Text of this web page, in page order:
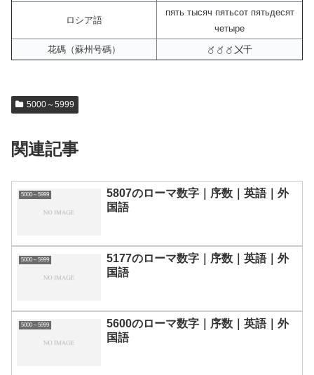
ロシア語
пять тысяч пятьсот пятьдесят
четыре
花碼（蘇州号碼）
〥〥〥〤千
5000～5999
関連記事
5000～5999
5807のローマ数字｜序数｜英語｜外
国語
5000～5999
5177のローマ数字｜序数｜英語｜外
国語
5000～5999
5600のローマ数字｜序数｜英語｜外
国語